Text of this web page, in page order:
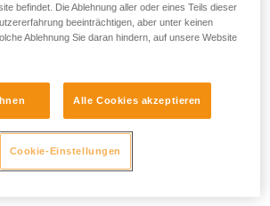
eines Sturzes besteht das
dass die Hand das Seil
ohne den Sturz aufhalten
befindet. Die Ablehnung aller oder eines Teils dieser
beeinträchtigen, aber unter keinen
Ablehnung Sie daran hindern, auf unsere Website
Alle Cookies akzeptieren
Cookie-Einstellungen